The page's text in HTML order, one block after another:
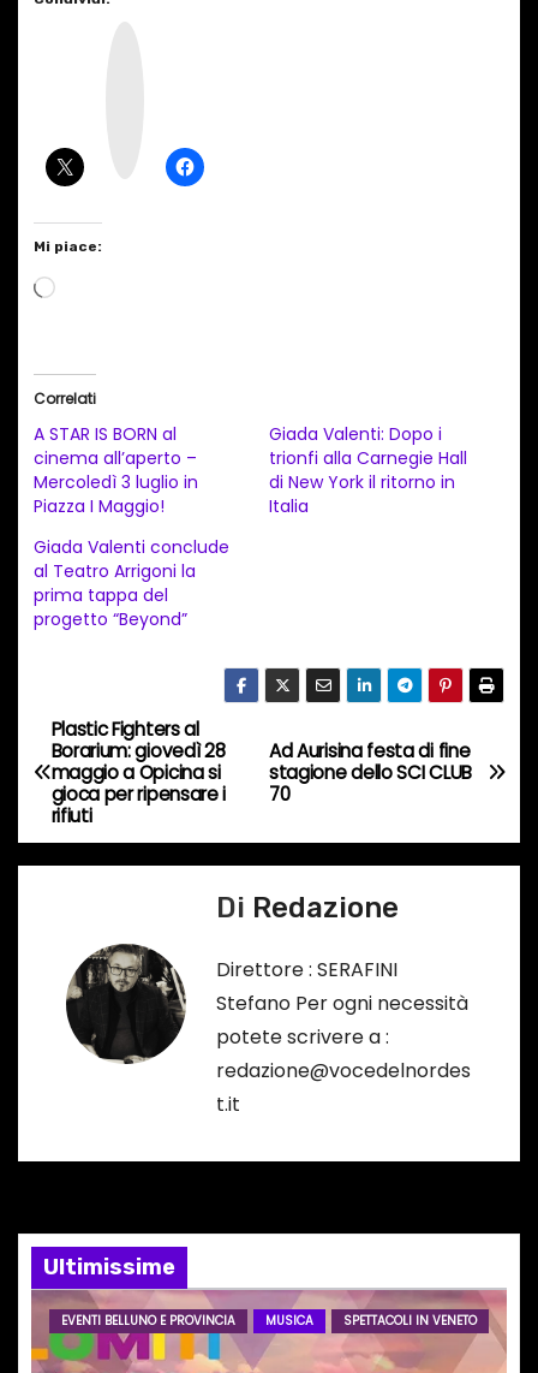
Mi piace:
C
a
m
e
n
t
o
c
o
r
s
Correlati
A STAR IS BORN al
cinema all’aperto –
Mercoledì 3 luglio in
Piazza I Maggio!
Giada Valenti: Dopo i
trionfi alla Carnegie Hall
di New York il ritorno in
Italia
Giada Valenti conclude
al Teatro Arrigoni la
prima tappa del
progetto “Beyond”
N
a
v
e
a
r
Ad Aurisina festa di fine
stagione dello SCI CLUB
70
Plastic Fighters al
Borarium: giovedì 28
maggio a Opicina si
gioca per ripensare i
rifiuti
Di Redazione
Direttore : SERAFINI
Stefano Per ogni necessità
potete scrivere a :
redazione@vocedelnordes
t.it
Ultimissime
EVENTI BELLUNO E PROVINCIA MUSICA SPETTACOLI IN VENETO